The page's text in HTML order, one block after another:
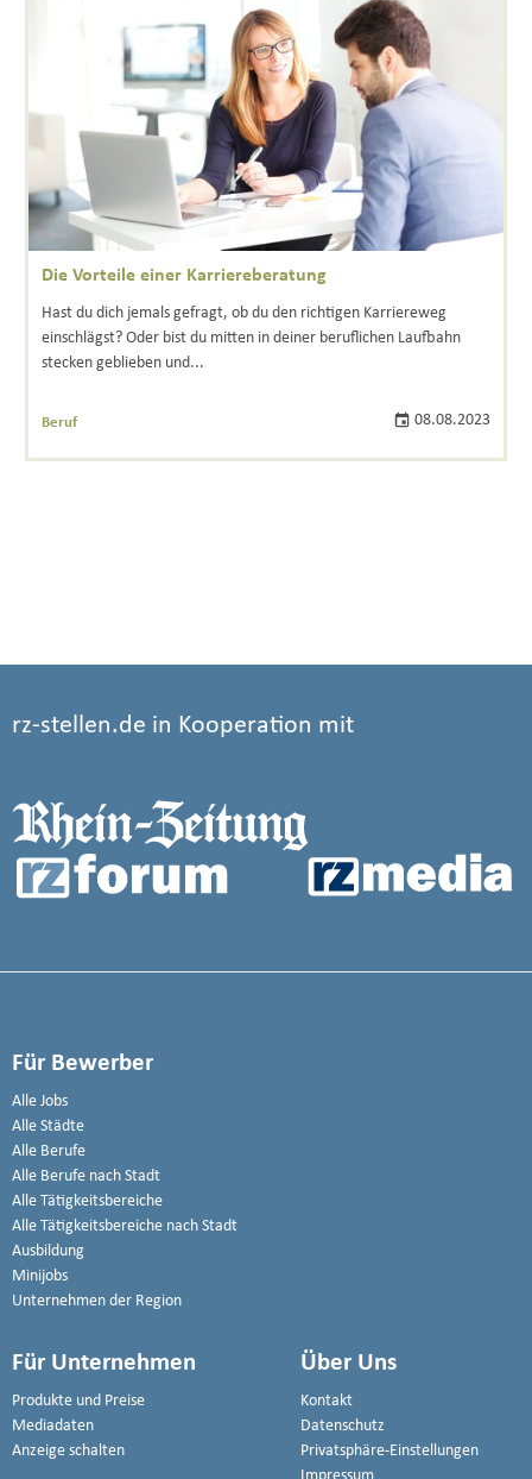
Die Vorteile einer Karriereberatung
Hast du dich jemals gefragt, ob du den richtigen Karriereweg
einschlägst? Oder bist du mitten in deiner beruflichen Laufbahn
stecken geblieben und...
Beruf 08.08.2023
rz-stellen.de in Kooperation mit
Für Bewerber
Alle Jobs
Alle Städte
Alle Berufe
Alle Berufe nach Stadt
Alle Tätigkeitsbereiche
Alle Tätigkeitsbereiche nach Stadt
Ausbildung
Minijobs
Unternehmen der Region
Für Unternehmen
Produkte und Preise
Mediadaten
Anzeige schalten
Über Uns
Kontakt
Datenschutz
Privatsphäre-Einstellungen